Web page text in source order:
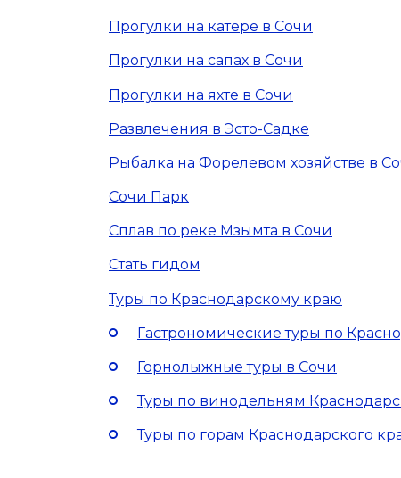
Прогулки на катере в Сочи
Прогулки на сапах в Сочи
Прогулки на яхте в Сочи
Развлечения в Эсто-Садке
Рыбалка на Форелевом хозяйстве в
Сочи Парк
Сплав по реке Мзымта в Сочи
Стать гидом
Туры по Краснодарскому краю
Гастрономические туры по
Горнолыжные туры в Сочи
Туры по винодельням
Туры по горам Краснодарского